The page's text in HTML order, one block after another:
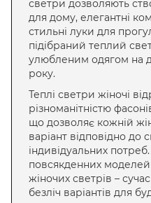
светри дозволяють
для дому, елегантні
стильні луки для
підібраний теплий
улюбленим одягом на
року.
Теплі светри жіночі
різноманітністю
що дозволяє кожній
варіант відповідно до
індивідуальних
повсякденних
жіночих светрів –
безліч варіантів для